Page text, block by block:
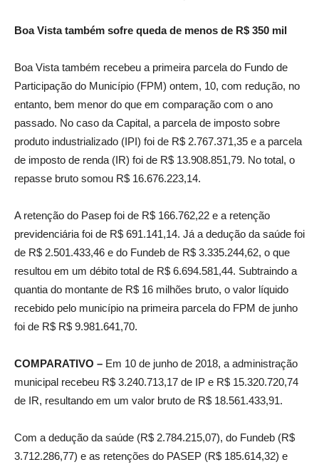
Boa Vista também sofre queda de menos de R$ 350 mil
Boa Vista também recebeu a primeira parcela do Fundo de
Participação do Município (FPM) ontem, 10, com redução, no
entanto, bem menor do que em comparação com o ano
passado. No caso da Capital, a parcela de imposto sobre
produto industrializado (IPI) foi de R$ 2.767.371,35 e a parcela
de imposto de renda (IR) foi de R$ 13.908.851,79. No total, o
repasse bruto somou R$ 16.676.223,14.
A retenção do Pasep foi de R$ 166.762,22 e a retenção
previdenciária foi de R$ 691.141,14. Já a dedução da saúde foi
de R$ 2.501.433,46 e do Fundeb de R$ 3.335.244,62, o que
resultou em um débito total de R$ 6.694.581,44. Subtraindo a
quantia do montante de R$ 16 milhões bruto, o valor líquido
recebido pelo município na primeira parcela do FPM de junho
foi de R$ R$ 9.981.641,70.
COMPARATIVO – Em 10 de junho de 2018, a administração
municipal recebeu R$ 3.240.713,17 de IP e R$ 15.320.720,74
de IR, resultando em um valor bruto de R$ 18.561.433,91.
Com a dedução da saúde (R$ 2.784.215,07), do Fundeb (R$
3.712.286,77) e as retenções do PASEP (R$ 185.614,32) e